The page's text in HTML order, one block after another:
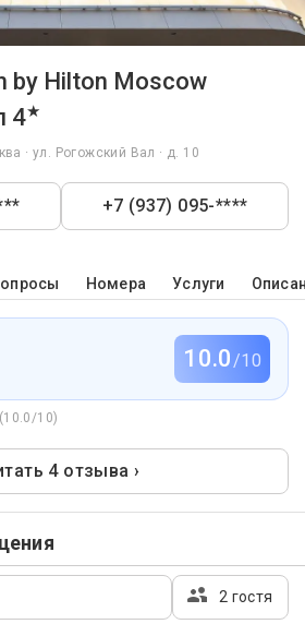
by Hilton Moscow
4★
· ул. Рогожский Вал · д. 10
+7 (937) 095-****
Номера Услуги
10.0/10
10)
4 отзыва ›
2 гостя